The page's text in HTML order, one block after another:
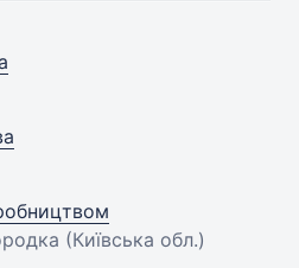
(Київська обл.)